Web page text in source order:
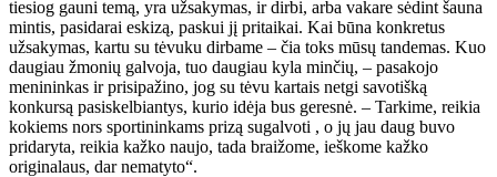
tiesiog gauni temą, yra užsakymas, ir dirbi, arba vakare sėdint šauna
mintis, pasidarai eskizą, paskui jį pritaikai. Kai būna konkretus
užsakymas, kartu su tėvuku dirbame – čia toks mūsų tandemas. Kuo
daugiau žmonių galvoja, tuo daugiau kyla minčių, – pasakojo
menininkas ir prisipažino, jog su tėvu kartais netgi savotišką
konkursą pasiskelbiantys, kurio idėja bus geresnė. – Tarkime, reikia
kokiems nors sportininkams prizą sugalvoti , o jų jau daug buvo
pridaryta, reikia kažko naujo, tada braižome, ieškome kažko
originalaus, dar nematyto“.